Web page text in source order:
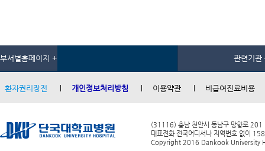
부서별홈페이지 + 관련기관
환자권리장전 개인정보처리방침 이용약관 비급여진료비용
(31116) 충남 천안시 동남구 망향로 201
대표전화 전국어디서나 지역번호 없이
Copyright 2016 Dankook University